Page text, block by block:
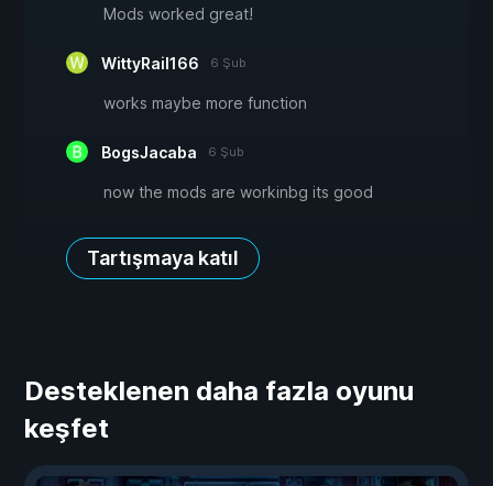
Mods worked great!
WittyRail166 6 Şub
works maybe more function
BogsJacaba 6 Şub
now the mods are workinbg its good
Tartışmaya katıl
Desteklenen daha fazla oyunu
keşfet